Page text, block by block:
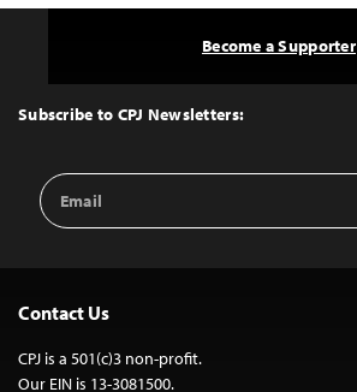
Top
Subscribe to CPJ Newsletters:
Email
Address
Become a Supporter
Contact Us
CPJ is a 501(c)3 non-profit.
Our EIN is 13-3081500.